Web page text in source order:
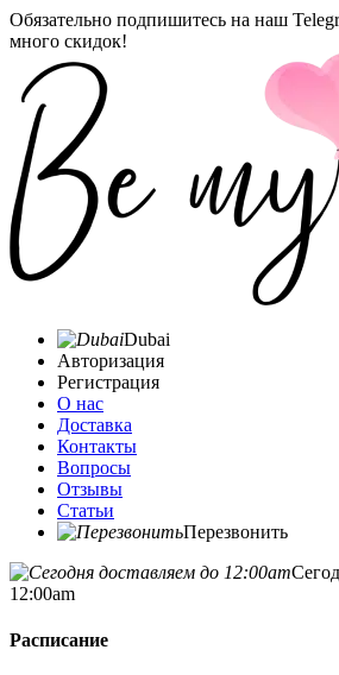
Обязательно подпишитесь на наш
много скидок!
Dubai
Авторизация
Регистрация
О нас
Доставка
Контакты
Вопросы
Отзывы
Статьи
Перезвонить
12:00am
Расписание